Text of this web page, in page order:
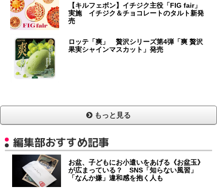
【キルフェボン】イチジク主役「FIG fair」
実施 イチジク＆チョコレートのタルト新発
売
ロッテ「爽」 贅沢シリーズ第4弾「爽 贅沢
果実シャインマスカット」発売
もっと見る
編集部おすすめ記事
お盆、子どもにお小遣いをあげる《お盆玉》
が広まっている？ SNS「知らない風習」
「なんか嫌」違和感を抱く人も